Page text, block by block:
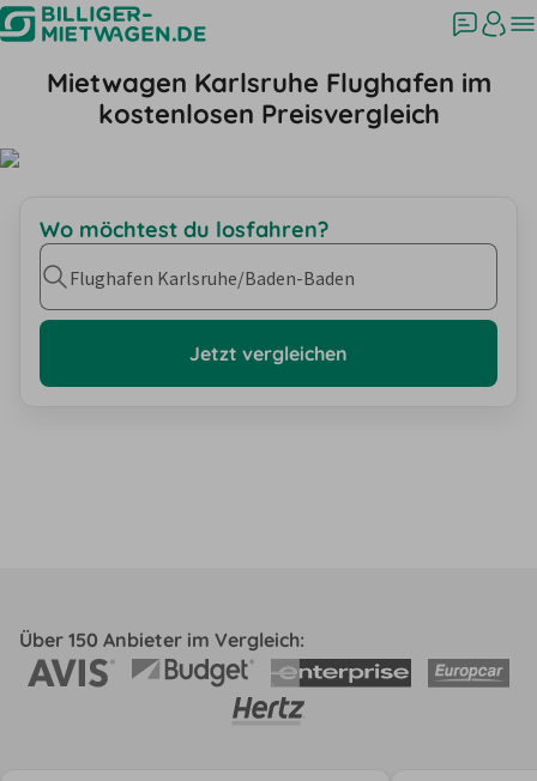
Mietwagen Karlsruhe Flughafen im
kostenlosen Preisvergleich
Wo möchtest du losfahren?
Flughafen Karlsruhe/Baden-Baden
Jetzt vergleichen
Über 150 Anbieter im Vergleich: